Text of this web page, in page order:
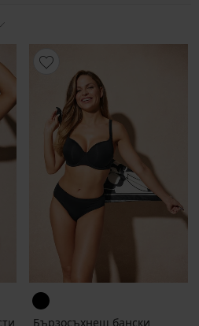
Бързосъхнещ бански